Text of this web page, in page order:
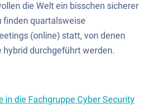
die Welt ein bisschen sicherer
finden quartalsweise
(online) statt, von denen
hybrid durchgeführt werden.
in die Fachgruppe Cyber Security